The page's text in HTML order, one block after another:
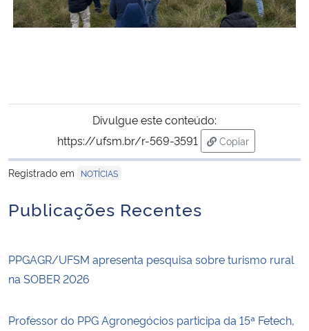
Divulgue este conteúdo:
https://ufsm.br/r-569-3591
Copiar
para área de
Registrado em
NOTÍCIAS
Publicações Recentes
PPGAGR/UFSM apresenta pesquisa sobre turismo rural
na SOBER 2026
Professor do PPG Agronegócios participa da 15ª Fetech,